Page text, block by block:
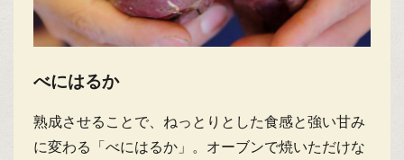
べにはるか
熟成させることで、ねっとりとした食感と強い甘み
に変わる「べにはるか」。オーブンで焼いただけな